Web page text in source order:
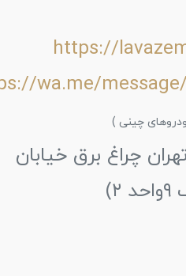
https://
wa.me/message/
چینی )
چراغ برق خیابان